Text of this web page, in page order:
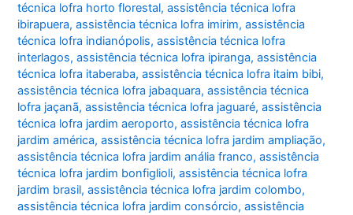
técnica lofra horto florestal,assistência técnica lofra
ibirapuera,assistência técnica lofra imirim,assistência
técnica lofra indianópolis,assistência técnica lofra
interlagos,assistência técnica lofra ipiranga,assistência
técnica lofra itaberaba,assistência técnica lofra itaim bibi,
assistência técnica lofra jabaquara,assistência técnica
lofra jaçanã,assistência técnica lofra jaguaré,assistência
técnica lofra jardim aeroporto,assistência técnica lofra
jardim américa,assistência técnica lofra jardim ampliação,
assistência técnica lofra jardim anália franco,assistência
técnica lofra jardim bonfiglioli,assistência técnica lofra
jardim brasil,assistência técnica lofra jardim colombo,
assistência técnica lofra jardim consórcio,assistência